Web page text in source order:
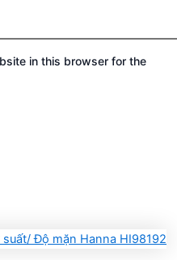
in this browser for the